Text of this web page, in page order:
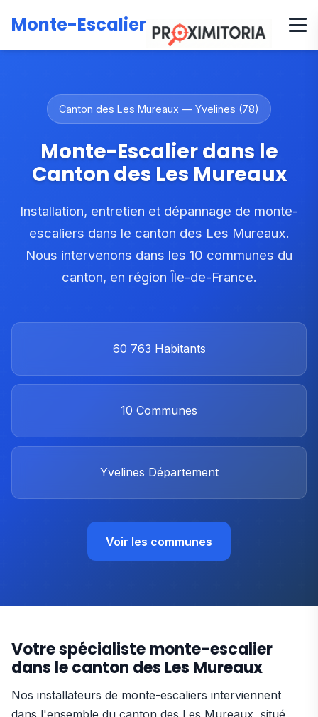
Monte-Escalier
Accueil Zones d'intervention
Canton des Les Mureaux
Canton des Les Mureaux — Yvelines (78)
Monte-Escalier dans le
Canton des Les Mureaux
Installation, entretien et dépannage de monte-
escaliers dans le canton des Les Mureaux.
Nous intervenons dans les 10 communes du
canton, en région Île-de-France.
60 763 Habitants
10 Communes
Yvelines Département
Voir les communes
Votre spécialiste monte-escalier
dans le canton des Les Mureaux
Nos installateurs de monte-escaliers interviennent